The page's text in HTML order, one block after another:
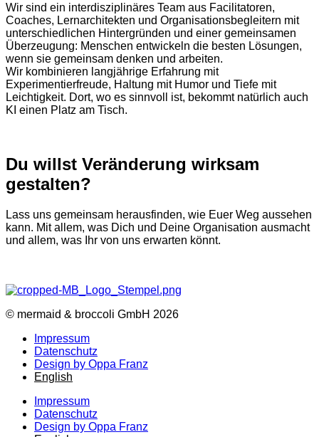
Wir sind ein interdisziplinäres Team aus Facilitatoren,
Coaches, Lernarchitekten und Organisationsbegleitern mit
unterschiedlichen Hintergründen und einer gemeinsamen
Überzeugung: Menschen entwickeln die besten Lösungen,
wenn sie gemeinsam denken und arbeiten.
Wir kombinieren langjährige Erfahrung mit
Experimentierfreude, Haltung mit Humor und Tiefe mit
Leichtigkeit. Dort, wo es sinnvoll ist, bekommt natürlich auch
KI einen Platz am Tisch.
Du willst Veränderung wirksam
gestalten?
Lass uns gemeinsam herausfinden, wie Euer Weg aussehen
kann. Mit allem, was Dich und Deine Organisation ausmacht
und allem, was Ihr von uns erwarten könnt.
© mermaid & broccoli GmbH 2026
Impressum
Datenschutz
Design by Oppa Franz
English
Impressum
Datenschutz
Design by Oppa Franz